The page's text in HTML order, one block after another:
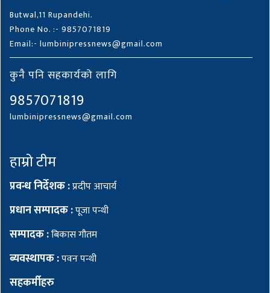
Butwal,11 Rupandehi.
Phone No. :- 9857071819
Email:- lumbinipressnews@gmail.com
कुनै पनि सहकार्यको लागि
9857071819
lumbinipressnews@gmail.com
हाम्रो टीम
प्रवन्ध निर्देशक :प्रदीप आचार्य
प्रधान सम्पादक :पूजा पन्थी
सम्पादक :बिकास गौतम
ब्यवस्थापक :पवन पन्थी
सहकर्मीहरु